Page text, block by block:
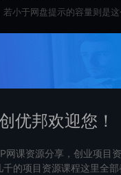
若小于网盘提示的容量则是这
何形式的退款、换货要求。请
优邦欢迎您！
网课资源分享，创业项目
千的项目资源课程这里全部